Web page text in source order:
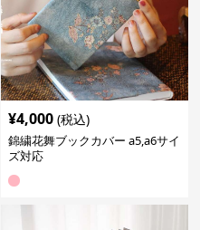
¥4,000 (税込)
錦繍花舞ブックカバー a5,a6サイ
ズ対応